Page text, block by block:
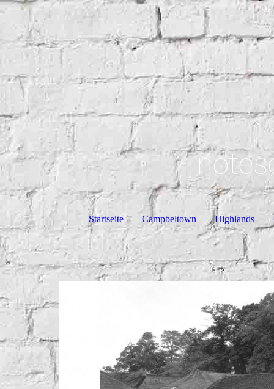
Startseite Campbeltown Highlands